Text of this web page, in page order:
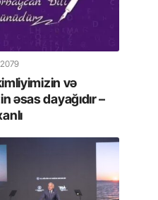
2079
və
əsas dayağıdır –